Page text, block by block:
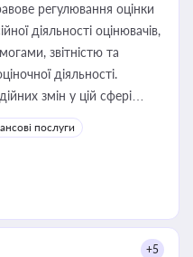
регулювання оцінки
діяльності оцінювачів,
звітністю та
діяльності.
змін у цій сфері
юриста або
приватизації, оренди
угод і перевірки
послуги
+5